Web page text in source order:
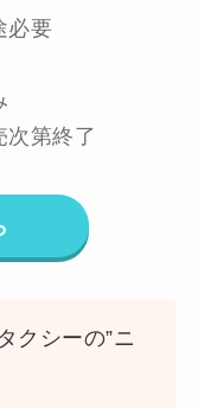
必要
次第終了
クシーの”ニ